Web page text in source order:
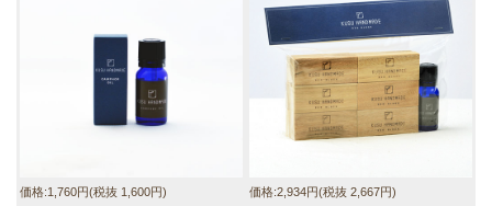
価格:1,760円(税抜 1,600円) 価格:2,934円(税抜 2,667円)